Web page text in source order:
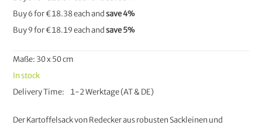
Der Kartoffelsack von Redecker aus robusten Sackleinen und
Maße: 30 x 50 cm
In stock
Delivery Time
1-2 Werktage (AT & DE)
Buy 6 for€18.38each andsave4%
Buy 9 for€18.19 each andsave5%